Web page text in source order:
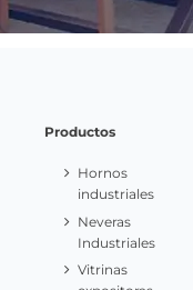
Productos
Hornos
industriales
Neveras
Industriales
Vitrinas